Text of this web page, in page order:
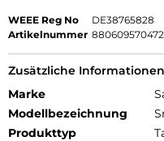
WEEE Reg No
DE38765828
Artikelnummer
Zusätzliche Informationen
Marke
Modellbezeichnung
Produkttyp